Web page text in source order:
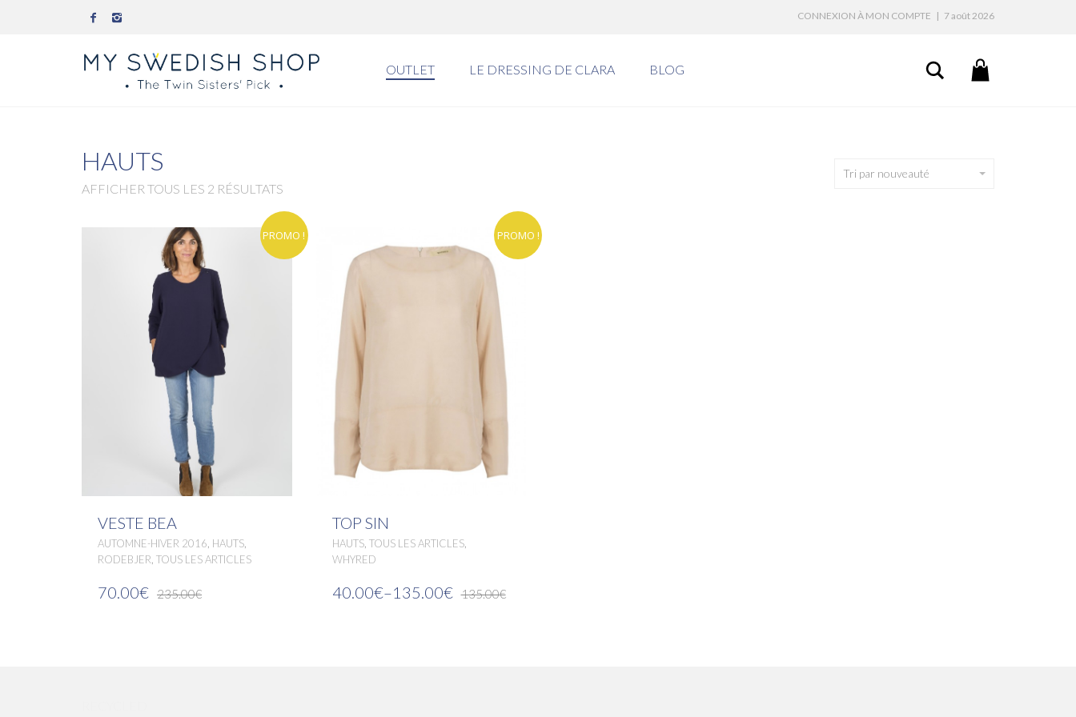
CONNEXION À MON COMPTE | 7 août 2026
OUTLET LE DRESSING DE CLARA BLOG Search
HAUTS
AFFICHER TOUS LES 2 RÉSULTATS
Tri par nouveauté
PROMO !
VESTE BEA
AUTOMNE-HIVER 2016 HAUTS
RODEBJER TOUS LES ARTICLES
235.00€
70.00€
PROMO !
TOP SIN
HAUTS, TOUS LES ARTICLES,
WHYRED
135.00€
40.00€–135.00€